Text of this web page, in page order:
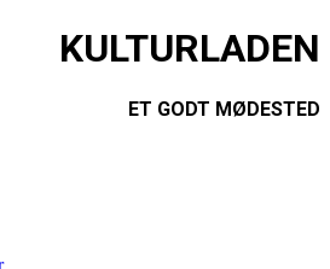
KULTURLADEN
ET GODT MØDESTED